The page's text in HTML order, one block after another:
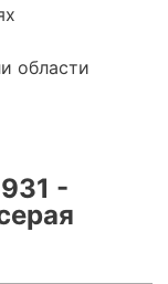
области
-